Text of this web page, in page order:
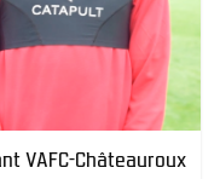
VAFC-Châteauroux